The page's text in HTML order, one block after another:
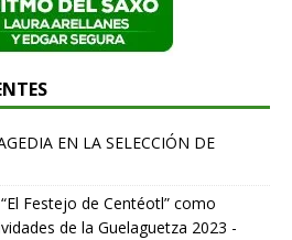
EN LA SELECCIÓN DE
Festejo de Centéotl” como
de la Guelaguetza 2023 -